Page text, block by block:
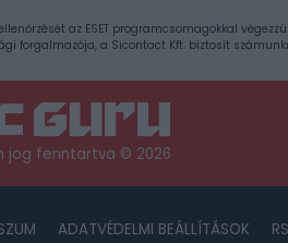
az ESET programcsomagokkal
forgalmazója, a Sicontact Kft. biztosít
jog fenntartva © 2026
ADATVÉDELMI BEÁLLÍTÁSOK